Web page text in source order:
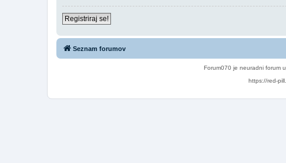
Registriraj se!
Seznam forumov
Forum070 je neuradni forum
https://red-